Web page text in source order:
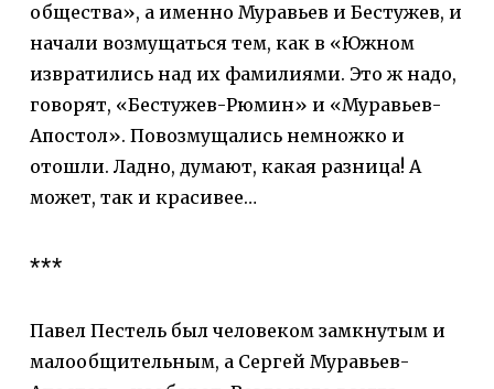
общества», а именно Муравьев и Бестужев, и
начали возмущаться тем, как в «Южном
извратились над их фамилиями. Это ж надо,
говорят, «Бестужев-Рюмин» и «Муравьев-
Апостол». Повозмущались немножко и
отошли. Ладно, думают, какая разница! А
может, так и красивее…
***
Павел Пестель был человеком замкнутым и
малообщительным, а Сергей Муравьев-